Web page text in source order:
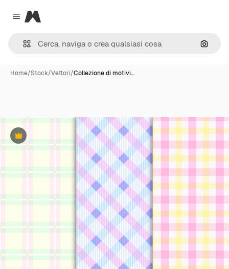
Close menu
Magnific
Cerca
Home/Stock/Vettori/Collezione di motivi…
Premium